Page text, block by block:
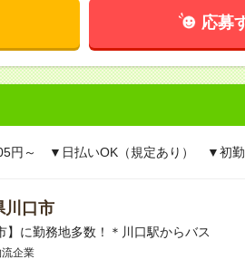
応募
円～ ▼日払いOK（規定あり） ▼初勤
川口市
】に勤務地多数！＊川口駅からバス
企業